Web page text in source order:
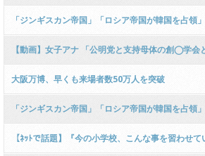
ｗｗｗｗｗｗｗｗｗｗｗｗｗ
て逮捕・送検
「ジンギスカン帝国」「ロシア帝国が韓国を占領
した外国の教科書、徐教授が怒り
【動画】女子アナ 「公明党と支持母体の創◯学会
て…」 → ディレクター 「とばせ！！！」 → 女子
ｗｗｗｗｗｗｗｗｗｗｗ
大阪万博、早くも来場者数50万人を突破
「ジンギスカン帝国」「ロシア帝国が韓国を占領
した外国の教科書、徐教授が怒り [4/18] [ばーど★]
【ﾈｯﾄで話題】『今の小学校、こんな事を習わせ